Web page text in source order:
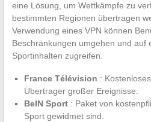
eine Lösung, um Wettkämpfe zu
bestimmten Regionen übertragen
Verwendung eines VPN können
Beschränkungen umgehen und auf
Sportinhalten zugreifen.
France Télévision :
Übertrager großer Ereignisse.
BeIN Sport: Paket von
Sport gewidmet sind.